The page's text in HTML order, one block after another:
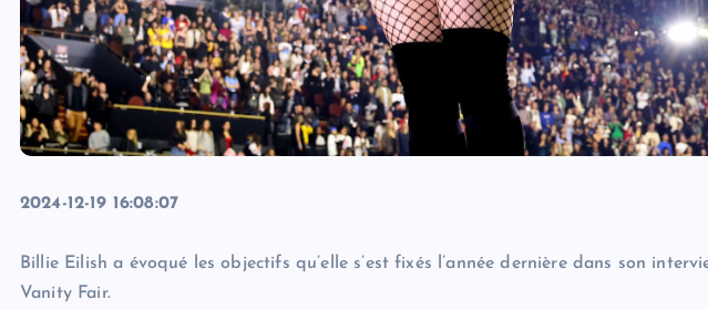
2024-12-19 16:08:07
Billie Eilish a évoqué les objectifs qu’elle s’est fixés l’année dernière dans son
Vanity Fair.